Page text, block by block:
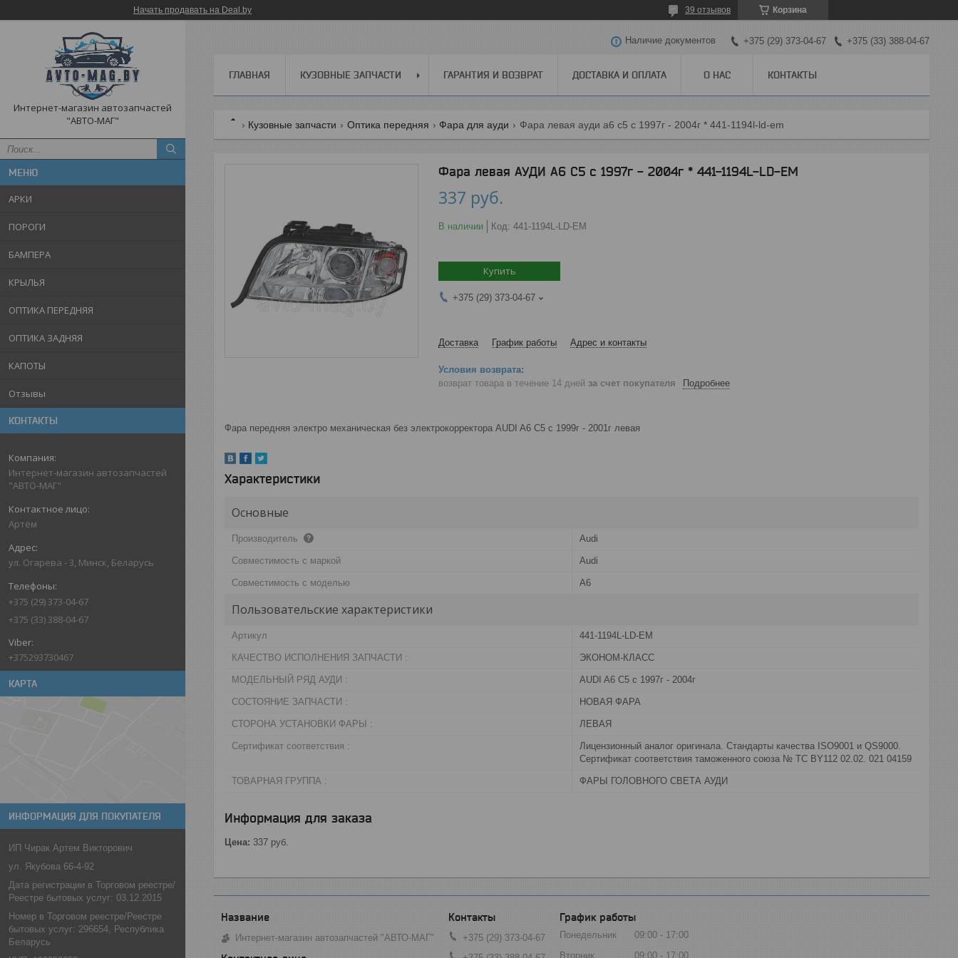
Начать продавать на Deal.by Корзина
39 отзывов
Интернет-магазин автозапчастей
"АВТО-МАГ"
АРКИ
ПОРОГИ
БАМПЕРА
КРЫЛЬЯ
ОПТИКА ПЕРЕДНЯЯ
ОПТИКА ЗАДНЯЯ
КАПОТЫ
Отзывы
КОНТАКТЫ
Интернет-магазин автозапчастей
"АВТО-МАГ"
Артём
ул. Огарева - 3, Минск, Беларусь
+375 (29) 373-04-67
+375 (33) 388-04-67
+375293730467
КАРТА
ИНФОРМАЦИЯ ДЛЯ ПОКУПАТЕЛЯ
ИП Чирак Артем Викторович
ул. Якубова 66-4-92
Дата регистрации в Торговом реестре/
Реестре бытовых услуг: 03.12.2015
Номер в Торговом реестре/Реестре
бытовых услуг: 296654, Республика
Беларусь
Наличие документов +375 (29) 373-04-67 +375 (33) 388-04-67
ГЛАВНАЯ КУЗОВНЫЕ ЗАПЧАСТИ ГАРАНТИЯ И ВОЗВРАТ ДОСТАВКА И ОПЛАТА О НАС КОНТАКТЫ
Кузовные запчасти Оптика передняя Фара для ауди Фара левая ауди а6 с5 с 1997г - 2004г * 441-1194l-ld-em
Фара левая АУДИ А6 С5 с 1997г - 2004г * 441-1194L-LD-EM
337 руб.
В наличии Код: 441-1194L-LD-EM
Купить
+375 (29) 373-04-67
Доставка График работы Адрес и контакты
возврат товара в течение 14 дней за счет покупателя Подробнее
Фара передняя электро механическая без электрокорректора AUDI A6 C5 с 1999г - 2001г левая
Характеристики
Основные
Производитель Audi
Совместимость с маркой Audi
Совместимость с моделью A6
Пользовательские характеристики
Артикул 441-1194L-LD-EM
КАЧЕСТВО ИСПОЛНЕНИЯ ЗАПЧАСТИ : ЭКОНОМ-КЛАСС
МОДЕЛЬНЫЙ РЯД АУДИ : AUDI A6 C5 с 1997г - 2004г
СОСТОЯНИЕ ЗАПЧАСТИ : НОВАЯ ФАРА
СТОРОНА УСТАНОВКИ ФАРЫ : ЛЕВАЯ
Сертификат соответствия :
Лицензионный аналог оригинала. Стандарты качества ISO9001 и QS9000.
Сертификат соответствия таможенного союза № ТС BY112 02.02. 021 04159
ТОВАРНАЯ ГРУППА : ФАРЫ ГОЛОВНОГО СВЕТА АУДИ
Информация для заказа
Цена: 337 руб.
Интернет-магазин автозапчастей "АВТО-МАГ"
+375 (29) 373-04-67
График работы
Понедельник 09:00
17:00
Вторник
09:00 17:00